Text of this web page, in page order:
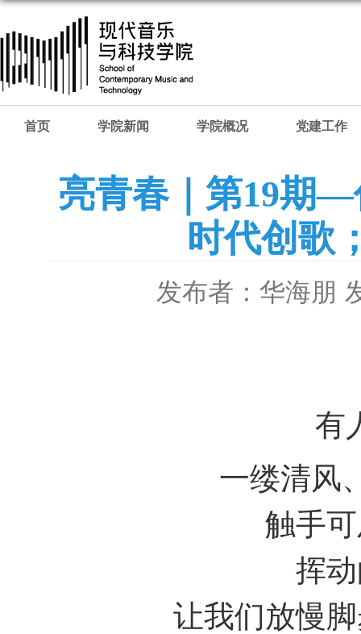
首页 学院新闻 学院概况 党建工作
亮青春｜第19期
时代创歌
发布者：华海朋
有
一缕清风
触手
挥
让我们放慢